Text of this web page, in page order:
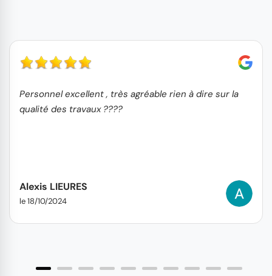
Personnel excellent , très agréable rien à dire sur la
qualité des travaux ????
Alexis LIEURES
le 18/10/2024